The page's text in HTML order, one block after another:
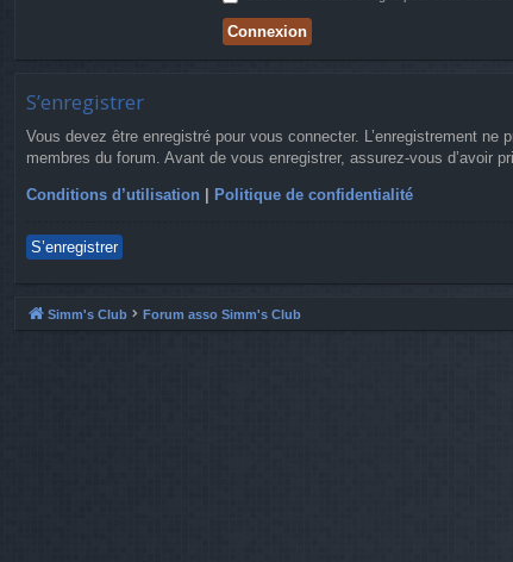
S’enregistrer
Vous devez être enregistré pour vous connecter. L’enregistrement
membres du forum. Avant de vous enregistrer, assurez-vous d’avoir
Conditions d’utilisation | Politique de confidentialité
S’enregistrer
Simm's Club Forum asso Simm's Club